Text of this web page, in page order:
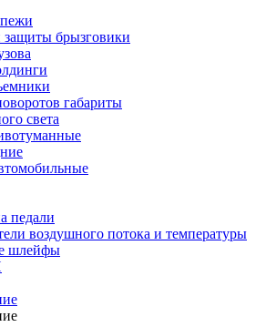
брызговики
габариты
света
педали
воздушного потока и температуры
шлейфы